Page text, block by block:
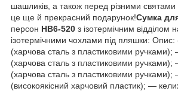
шашликів, а також перед різними
це ще й прекрасний подарунок!Сумка для
персон HB6-520 з ізотермічним відділом
ізотермічними чохлами під пляшки:
(харчова сталь з пластиковими ручками);
(харчова сталь з пластиковими
(харчова сталь з пластиковими
(високоякісний харчовий пластик); —